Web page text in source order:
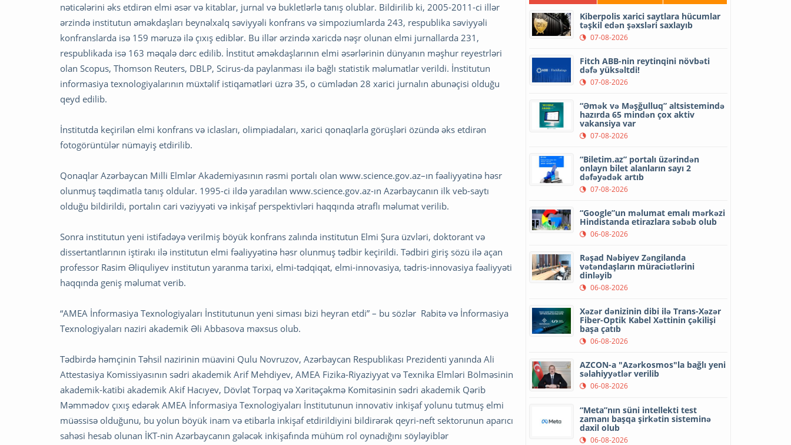
nəticələrini əks etdirən elmi əsər və kitablar, jurnal və bukletlərlə tanış olublar. Bildirilib ki, 2005-2011-ci illər
ərzində institutun əməkdaşları beynəlxalq səviyyəli konfrans və simpoziumlarda 243, respublika səviyyəli
konfranslarda isə 159 məruzə ilə çıxış ediblər. Bu illər ərzində xaricdə nəşr olunan elmi jurnallarda 231,
respublikada isə 163 məqalə dərc edilib. İnstitut əməkdaşlarının elmi əsərlərinin dünyanın məşhur reyestrləri
olan Scopus, Thomson Reuters, DBLP, Scirus-da paylanması ilə bağlı statistik məlumatlar verildi. İnstitutun
informasiya texnologiyalarının müxtəlif istiqamətləri üzrə 35, o cümlədən 28 xarici jurnalın abunəçisi olduğu
qeyd edilib.
İnstitutda keçirilən elmi konfrans və iclasları, olimpiadaları, xarici qonaqlarla görüşləri özündə əks etdirən
fotogörüntülər nümayiş etdirilib.
Qonaqlar Azərbaycan Milli Elmlər Akademiyasının rəsmi portalı olan www.science.gov.az–ın fəaliyyətinə həsr
olunmuş təqdimatla tanış oldular. 1995-ci ildə yaradılan www.science.gov.az-ın Azərbaycanın ilk veb-saytı
olduğu bildirildi, portalın cari vəziyyəti və inkişaf perspektivləri haqqında ətraflı məlumat verilib.
Sonra institutun yeni istifadəyə verilmiş böyük konfrans zalında institutun Elmi Şura üzvləri, doktorant və
dissertantlarının iştirakı ilə institutun elmi fəaliyyətinə həsr olunmuş tədbir keçirildi. Tədbiri giriş sözü ilə açan
professor Rasim Əliquliyev institutun yaranma tarixi, elmi-tədqiqat, elmi-innovasiya, tədris-innovasiya fəaliyyəti
haqqında geniş məlumat verib.
“AMEA İnformasiya Texnologiyaları İnstitutunun yeni siması bizi heyran etdi” – bu sözlər Rabitə və İnformasiya
Texnologiyaları naziri akademik Əli Abbasova məxsus olub.
Tədbirdə həmçinin Təhsil nazirinin müavini Qulu Novruzov, Azərbaycan Respublikası Prezidenti yanında Ali
Attestasiya Komissiyasının sədri akademik Arif Mehdiyev, AMEA Fizika-Riyaziyyat və Texnika Elmləri Bölməsinin
akademik-katibi akademik Akif Hacıyev, Dövlət Torpaq və Xəritəçəkmə Komitəsinin sədri akademik Qərib
Məmmədov çıxış edərək AMEA İnformasiya Texnologiyaları İnstitutunun innovativ inkişaf yolunu tutmuş elmi
müəssisə olduğunu, bu yolun böyük inam və etibarla inkişaf etdirildiyini bildirərək qeyri-neft sektorunun aparıcı
sahəsi hesab olunan İKT-nin Azərbaycanın gələcək inkişafında mühüm rol oynadığını söyləyiblər
Kiberpolis xarici saytlara hücumlar
təşkil edən şəxsləri saxlayıb
07-08-2026
Fitch ABB-nin reytinqini növbəti
dəfə yüksəltdi!
07-08-2026
“Əmək və Məşğulluq” altsistemində
hazırda 65 mindən çox aktiv
vakansiya var
07-08-2026
“Biletim.az” portalı üzərindən
onlayn bilet alanların sayı 2
dəfəyədək artıb
07-08-2026
“Google”un məlumat emalı mərkəzi
Hindistanda etirazlara səbəb olub
06-08-2026
Rəşad Nəbiyev Zəngilanda
vətəndaşların müraciətlərini
dinləyib
06-08-2026
Xəzər dənizinin dibi ilə Trans-Xəzər
Fiber-Optik Kabel Xəttinin çəkilişi
başa çatıb
06-08-2026
AZCON-a "Azərkosmos"la bağlı yeni
səlahiyyətlər verilib
06-08-2026
“Meta”nın süni intellekti test
zamanı başqa şirkətin sisteminə
daxil olub
06-08-2026